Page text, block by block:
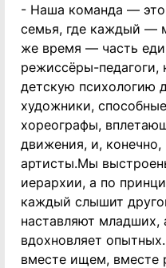
- Наша команда —
семья, где каждый —
же время — часть
режиссёры-
детскую психологию
художники,
хореографы,
движения, и,
артисты.Мы
иерархии, а по
каждый слышит
наставляют младших,
вдохновляет
вместе ищем, вместе